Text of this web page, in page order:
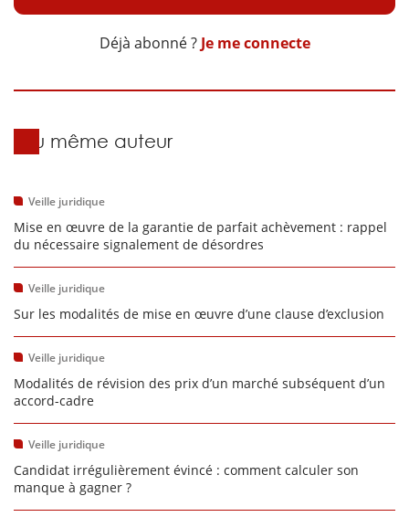
Déjà abonné ? Je me connecte
Du même auteur
Veille juridique
Mise en œuvre de la garantie de parfait achèvement : rappel
du nécessaire signalement de désordres
Veille juridique
Sur les modalités de mise en œuvre d’une clause d’exclusion
Veille juridique
Modalités de révision des prix d’un marché subséquent d’un
accord-cadre
Veille juridique
Candidat irrégulièrement évincé : comment calculer son
manque à gagner ?